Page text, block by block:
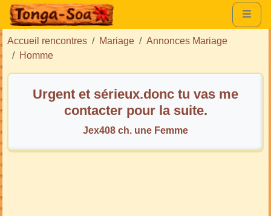
Accueil rencontres Mariage
Annonces Mariage
Homme
Urgent et sérieux.donc tu vas me
contacter pour la suite.
Jex408 ch. une Femme